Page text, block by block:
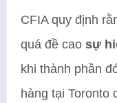
CFIA quy định
quá đề cao sự
khi thành phần
hàng tại Toronto